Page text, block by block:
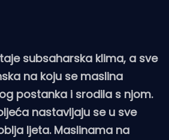
subsaharska klima, a sve
na koju se maslina
postanka i srodila s njom.
nastavljaju se u sve
ljeta. Maslinama na